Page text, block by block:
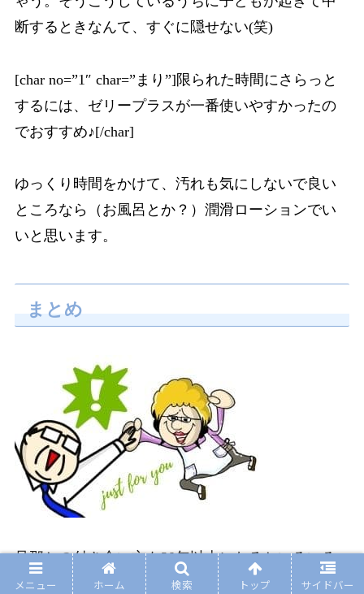
断するときなんて、すぐに隠せない(笑)
[char no=”1″ char=”まり”]限られた時間にさらっと
するには、ゼリープラスが一番使いやすかったの
でおすすめ♪[/char]
ゆっくり時間をかけて、汚れも気にしないで良い
ところなら（お風呂とか？）潤滑ローションでい
いと思います。
まとめ
旦那との付き合い方も20年以上になるといろいろ
変わってきました。昔のような情熱的な恋愛感情
メニュー ホーム 検索 トップ サイドバー